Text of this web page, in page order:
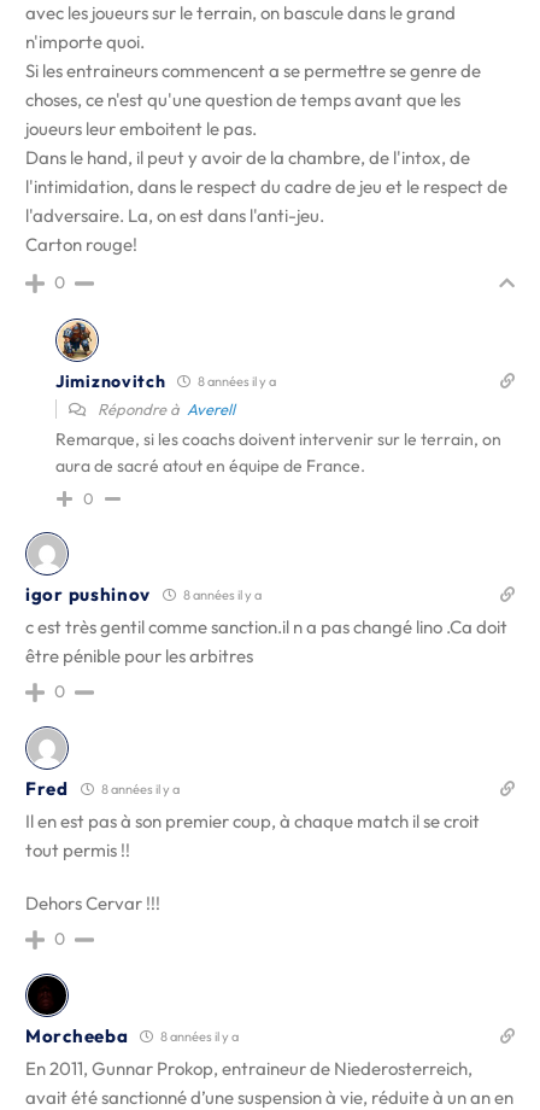
avec les joueurs sur le terrain, on bascule dans le grand
n'importe quoi.
Si les entraineurs commencent a se permettre se genre de
choses, ce n'est qu'une question de temps avant que les
joueurs leur emboitent le pas.
Dans le hand, il peut y avoir de la chambre, de l'intox, de
l'intimidation, dans le respect du cadre de jeu et le respect de
l'adversaire. La, on est dans l'anti-jeu.
Carton rouge!
0
Jimiznovitch 8 années il y a
Répondre à Averell
Remarque, si les coachs doivent intervenir sur le terrain, on
aura de sacré atout en équipe de France.
0
igor pushinov 8 années il y a
c est très gentil comme sanction.il n a pas changé lino .Ca doit
être pénible pour les arbitres
0
Fred 8 années il y a
Il en est pas à son premier coup, à chaque match il se croit
tout permis !!
Dehors Cervar !!!
0
Morcheeba 8 années il y a
En 2011, Gunnar Prokop, entraineur de Niederosterreich,
avait été sanctionné d’une suspension à vie, réduite à un an en